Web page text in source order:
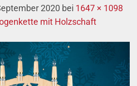
2020 bei 1647 × 1098
mit Holzschaft